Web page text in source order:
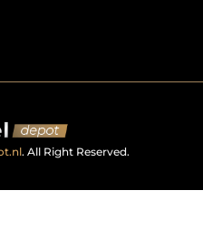
. All Right Reserved.